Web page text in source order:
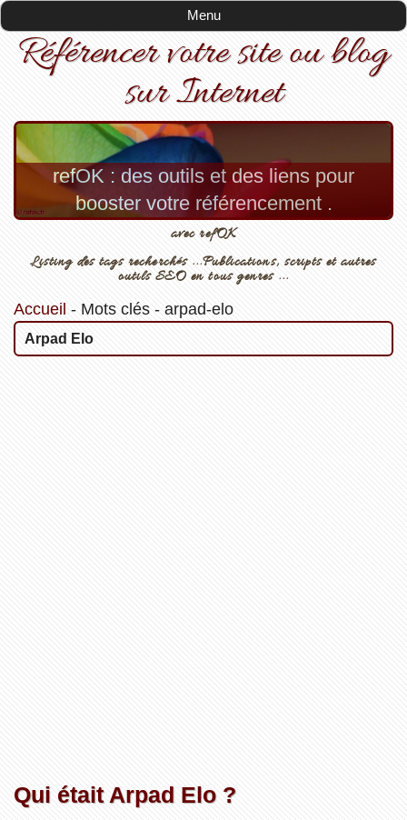
Menu
Référencer votre site ou blog
sur Internet
refOK : des outils et des liens pour
booster votre référencement .
avec refOK
Listing des tags recherchés ...Publications, scripts et autres
outils SEO en tous genres ...
Accueil - Mots clés- arpad-elo
Arpad Elo
Qui était Arpad Elo ?